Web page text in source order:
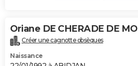
Oriane DE CHERADE DE
Créer une cagnotte obsèques
Naissance